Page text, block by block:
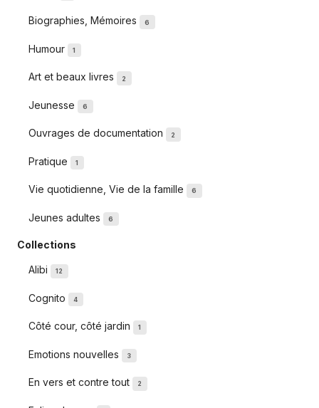
Biographies, Mémoires 6
Humour 1
Art et beaux livres 2
Jeunesse 6
Ouvrages de documentation 2
Pratique 1
Vie quotidienne, Vie de la famille 6
Jeunes adultes 6
Collections
Alibi 12
Cognito 4
Côté cour, côté jardin 1
Emotions nouvelles 3
En vers et contre tout 2